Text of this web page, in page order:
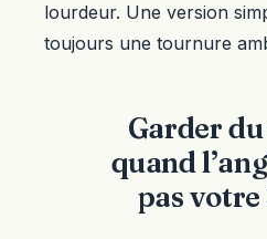
lourdeur. Une version
toujours une tournure
Garder
quand
pas